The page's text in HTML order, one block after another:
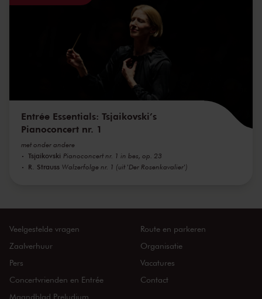
Entrée Essentials: Tsjaikovski’s
Pianoconcert nr. 1
met onder andere
Tsjaikovski Pianoconcert nr. 1 in bes, op. 23
R. Strauss Walzerfolge nr. 1 (uit 'Der Rosenkavalier')
Veelgestelde vragen
Zaalverhuur
Pers
Concertvrienden en Entrée
Maandblad Preludium
Route en parkeren
Organisatie
Vacatures
Contact